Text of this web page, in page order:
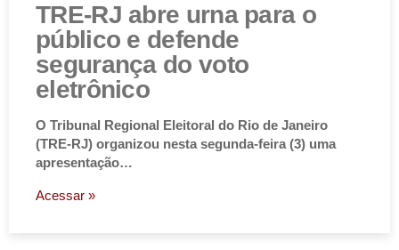
TRE-RJ abre urna para o
público e defende
segurança do voto
eletrônico
O Tribunal Regional Eleitoral do Rio de Janeiro
(TRE-RJ) organizou nesta segunda-feira (3) uma
apresentação…
Acessar »